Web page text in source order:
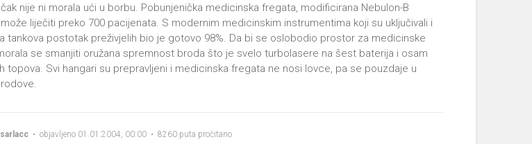
nije ni morala ući u borbu. Pobunjenička medicinska fregata, modificirana Nebulon-B
liječiti preko 700 pacijenata. S modernim medicinskim instrumentima koji su uključivali i
tankova postotak preživjelih bio je gotovo 98%. Da bi se oslobodio prostor za medicinske
se smanjiti oružana spremnost broda što je svelo turbolasere na šest baterija i osam
topova. Svi hangari su prepravljeni i medicinska fregata ne nosi lovce, pa se pouzdaje u
sarlacc • objavljeno 01.01.2004, 00:00 • 8260 puta pročitano